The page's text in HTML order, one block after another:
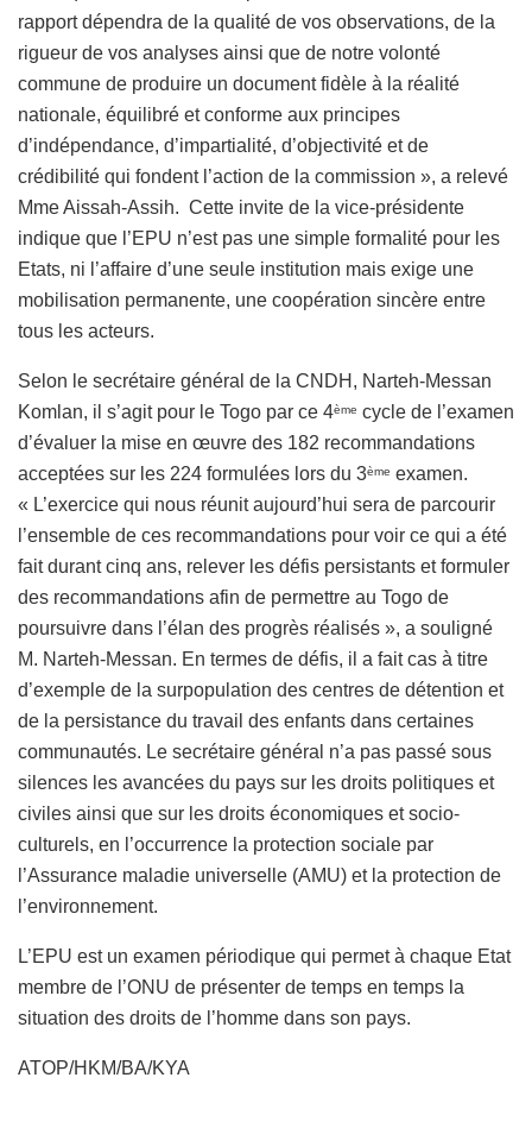
rapport dépendra de la qualité de vos observations, de la
rigueur de vos analyses ainsi que de notre volonté
commune de produire un document fidèle à la réalité
nationale, équilibré et conforme aux principes
d’indépendance, d’impartialité, d’objectivité et de
crédibilité qui fondent l’action de la commission », a relevé
Mme Aissah-Assih. Cette invite de la vice-présidente
indique que l’EPU n’est pas une simple formalité pour les
Etats, ni l’affaire d’une seule institution mais exige une
mobilisation permanente, une coopération sincère entre
tous les acteurs.
Selon le secrétaire général de la CNDH, Narteh-Messan
Komlan, il s’agit pour le Togo par ce 4ème cycle de l’examen
d’évaluer la mise en œuvre des 182 recommandations
acceptées sur les 224 formulées lors du 3ème examen.
« L’exercice qui nous réunit aujourd’hui sera de parcourir
l’ensemble de ces recommandations pour voir ce qui a été
fait durant cinq ans, relever les défis persistants et formuler
des recommandations afin de permettre au Togo de
poursuivre dans l’élan des progrès réalisés », a souligné
M. Narteh-Messan. En termes de défis, il a fait cas à titre
d’exemple de la surpopulation des centres de détention et
de la persistance du travail des enfants dans certaines
communautés. Le secrétaire général n’a pas passé sous
silences les avancées du pays sur les droits politiques et
civiles ainsi que sur les droits économiques et socio-
culturels, en l’occurrence la protection sociale par
l’Assurance maladie universelle (AMU) et la protection de
l’environnement.
L’EPU est un examen périodique qui permet à chaque Etat
membre de l’ONU de présenter de temps en temps la
situation des droits de l’homme dans son pays.
ATOP/HKM/BA/KYA